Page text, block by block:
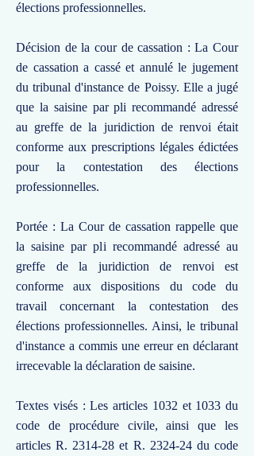
élections professionnelles.
Décision de la cour de cassation : La Cour
de cassation a cassé et annulé le jugement
du tribunal d'instance de Poissy. Elle a jugé
que la saisine par pli recommandé adressé
au greffe de la juridiction de renvoi était
conforme aux prescriptions légales édictées
pour la contestation des élections
professionnelles.
Portée : La Cour de cassation rappelle que
la saisine par pli recommandé adressé au
greffe de la juridiction de renvoi est
conforme aux dispositions du code du
travail concernant la contestation des
élections professionnelles. Ainsi, le tribunal
d'instance a commis une erreur en déclarant
irrecevable la déclaration de saisine.
Textes visés : Les articles 1032 et 1033 du
code de procédure civile, ainsi que les
articles R. 2314-28 et R. 2324-24 du code